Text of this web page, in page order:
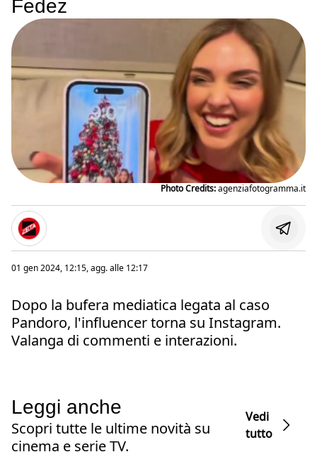
Fedez
Photo Credits:agenziafotogramma.it
01 gen 2024, 12:15, agg. alle 12:17
Dopo la bufera mediatica legata al caso
Pandoro, l'influencer torna su Instagram.
Valanga di commenti e interazioni.
Leggi anche
Scopri tutte le ultime novità su
cinema e serie TV.
Vedi
tutto